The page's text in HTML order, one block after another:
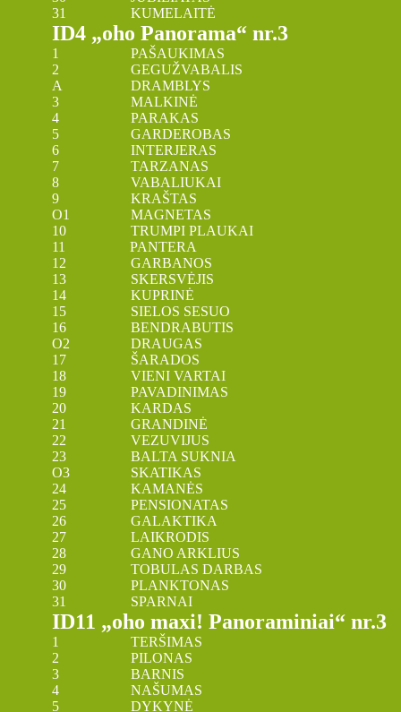
31 KUMELAITĖ
ID4 „oho Panorama“ nr.3
1 PAŠAUKIMAS
2 GEGUŽVABALIS
A DRAMBLYS
3 MALKINĖ
4 PARAKAS
5 GARDEROBAS
6 INTERJERAS
7 TARZANAS
8 VABALIUKAI
9 KRAŠTAS
O1 MAGNETAS
10 TRUMPI PLAUKAI
11 PANTERA
12 GARBANOS
13 SKERSVĖJIS
14 KUPRINĖ
15 SIELOS SESUO
16 BENDRABUTIS
O2 DRAUGAS
17 ŠARADOS
18 VIENI VARTAI
19 PAVADINIMAS
20 KARDAS
21 GRANDINĖ
22 VEZUVIJUS
23 BALTA SUKNIA
O3 SKATIKAS
24 KAMANĖS
25 PENSIONATAS
26 GALAKTIKA
27 LAIKRODIS
28 GANO ARKLIUS
29 TOBULAS DARBAS
30 PLANKTONAS
31 SPARNAI
ID11 „oho maxi! Panoraminiai“ nr.3
1 TERŠIMAS
2 PILONAS
3 BARNIS
4 NAŠUMAS
5 DYKYNĖ